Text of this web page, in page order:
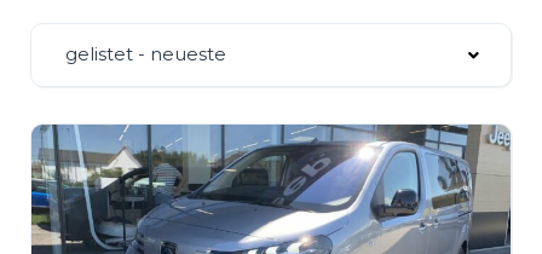
gelistet - neueste